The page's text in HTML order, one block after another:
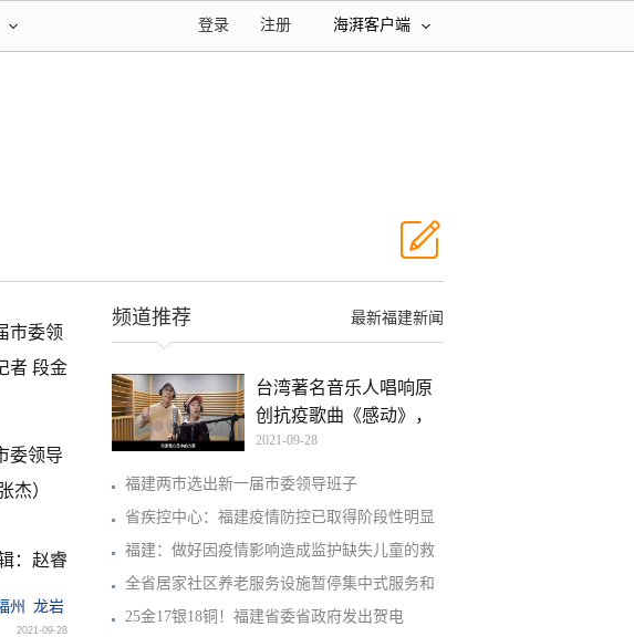
海湃客户端
注册
登录
市委领
者 段金
委领导
杰）
：赵睿
州
龙岩
2021-09-28
最新福建新闻
频道推荐
台湾著名音乐人唱响原
创抗疫歌曲《感动》，
为
2021-09-28
福建两市选出新一届市委领导班子
省疾控中心：福建疫情防控已取得阶段性明显
福建：做好因疫情影响造成监护缺失儿童的救
全省居家社区养老服务设施暂停集中式服务和
25金17银18铜！福建省委省政府发出贺电